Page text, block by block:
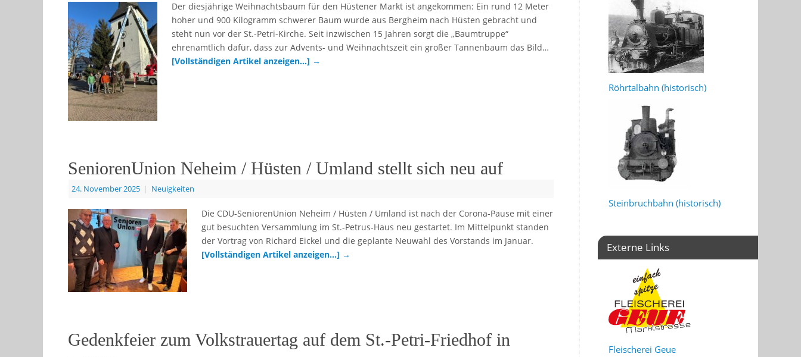
Der diesjährige Weihnachtsbaum für den Hüstener Markt ist angekommen: Ein rund 12 Meter
hoher und 900 Kilogramm schwerer Baum wurde aus Bergheim nach Hüsten gebracht und
steht nun vor der St.-Petri-Kirche. Seit inzwischen 15 Jahren sorgt die „Baumtruppe“
ehrenamtlich dafür, dass zur Advents- und Weihnachtszeit ein großer Tannenbaum das Bild…
[Vollständigen Artikel anzeigen…] →
SeniorenUnion Neheim / Hüsten / Umland stellt sich neu auf
24. November 2025 | Neuigkeiten
Die CDU-SeniorenUnion Neheim / Hüsten / Umland ist nach der Corona-Pause mit einer
gut besuchten Versammlung im St.-Petrus-Haus neu gestartet. Im Mittelpunkt standen
der Vortrag von Richard Eickel und die geplante Neuwahl des Vorstands im Januar.
[Vollständigen Artikel anzeigen…] →
Gedenkfeier zum Volkstrauertag auf dem St.-Petri-Friedhof in
Röhrtalbahn (historisch)
Steinbruchbahn (historisch)
Externe Links
Fleischerei Geue